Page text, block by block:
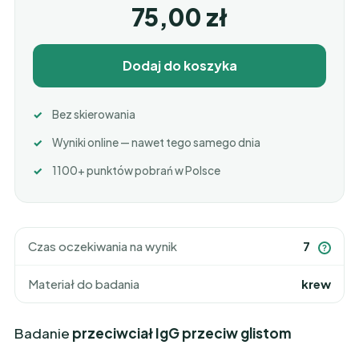
Czas oczekiwania na wynik 7 ?
Materiał do badania krew
Badanie przeciwciał IgG przeciw glistom
75,00 zł
Dodaj do koszyka
Bez skierowania
Wyniki online — nawet tego samego dnia
1100+ punktów pobrań w Polsce